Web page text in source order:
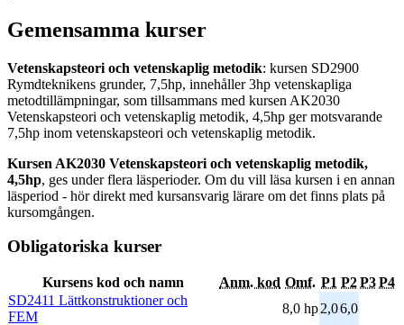
Gemensamma kurser
Vetenskapsteori och vetenskaplig metodik: kursen SD2900
Rymdteknikens grunder, 7,5hp, innehåller 3hp vetenskapliga
metodtillämpningar, som tillsammans med kursen AK2030
Vetenskapsteori och vetenskaplig metodik, 4,5hp ger motsvarande
7,5hp inom vetenskapsteori och vetenskaplig metodik.
Kursen AK2030 Vetenskapsteori och vetenskaplig metodik,
4,5hp, ges under flera läsperioder. Om du vill läsa kursen i en annan
läsperiod - hör direkt med kursansvarig lärare om det finns plats på
kursomgången.
Obligatoriska kurser
Kursens kod och namn Anm. kod Omf. P1 P2P3P4
SD2411 Lättkonstruktioner och
FEM
8,0 hp2,06,0